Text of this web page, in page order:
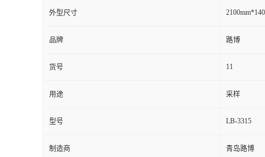
外型尺寸
品牌 路博
货号 11
用途 采样
型号 LB-3315
制造商 青岛路博